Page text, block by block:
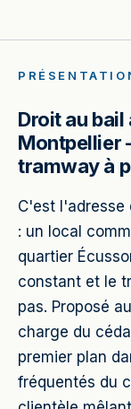
Droit au
Montpellier
tramway à
C'est l'adresse
: un local
quartier
constant et le
pas. Proposé
charge du
premier plan
fréquentés du